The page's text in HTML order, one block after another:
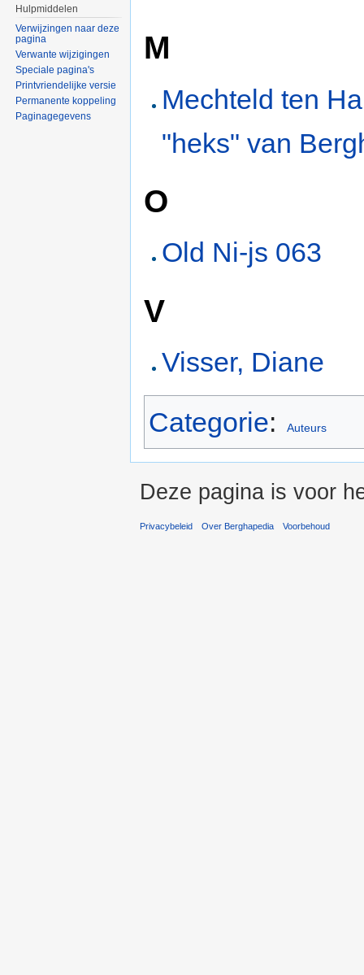
M
Mechteld ten
"heks" van
O
Old Ni-js 063
V
Visser, Diane
Categorie: Auteurs
Hulpmiddelen
Verwijzingen naar deze
pagina
Verwante wijzigingen
Speciale pagina's
Printvriendelijke versie
Permanente koppeling
Paginagegevens
Deze pagina is voor
Privacybeleid Over Berghapedia Voorbehoud